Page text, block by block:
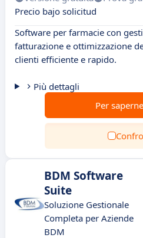
Precio bajo solicitud
Software per farmacie con
fatturazione e ottimizzazione
clienti efficiente e rapido.
Più dettagli
Per
BDM Software
Suite
Soluzione Gestionale
Completa per Aziende
BDM